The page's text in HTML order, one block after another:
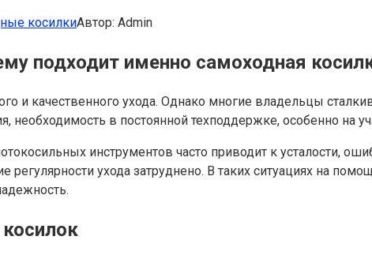
косилкиАвтор: Admin
подходит именно самоходная
и качественного ухода. Однако многие владельцы
необходимость в постоянной техподдержке, особенно на
инструментов часто приводит к усталости,
регулярности ухода затруднено. В таких ситуациях на